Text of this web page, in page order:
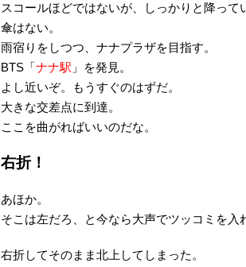
スコールほどではないが、しっかりと降って
傘はない。
雨宿りをしつつ、ナナプラザを目指す。
BTS「ナナ駅 」を発見。
よし近いぞ。もうすぐのはずだ。
大きな交差点に到達。
ここを曲がればいいのだな。
右折！
あほか。
そこは左だろ、と今なら大声でツッコミを入
右折してそのまま北上してしまった。